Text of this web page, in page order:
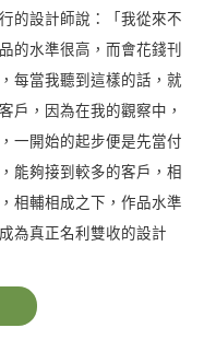
的設計師說：「我從來不
的水準很高，而會花錢刊
每當我聽到這樣的話，就
戶，因為在我的觀察中，
一開始的起步便是先當付
能夠接到較多的客戶，相
相輔相成之下，作品水準
為真正名利雙收的設計
但他仍然願意投資在雜誌